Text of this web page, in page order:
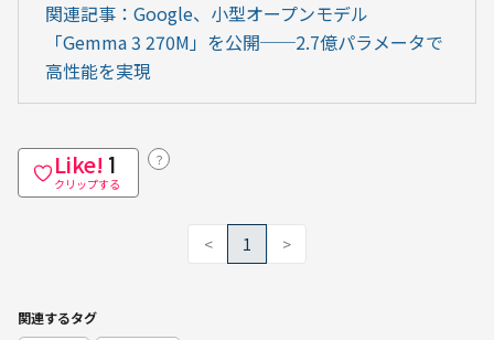
関連記事：Google、小型オープンモデル
「Gemma 3 270M」を公開──2.7億パラメータで
高性能を実現
Like! 1
クリップする
？
< 1 >
関連するタグ